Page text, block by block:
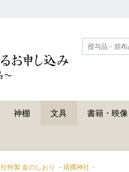
神棚 文具 書籍・映像
特製 金のしおり －靖國神社－